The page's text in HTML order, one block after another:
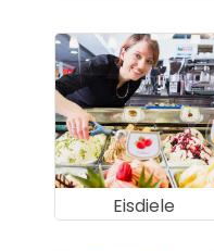
Eisdiele